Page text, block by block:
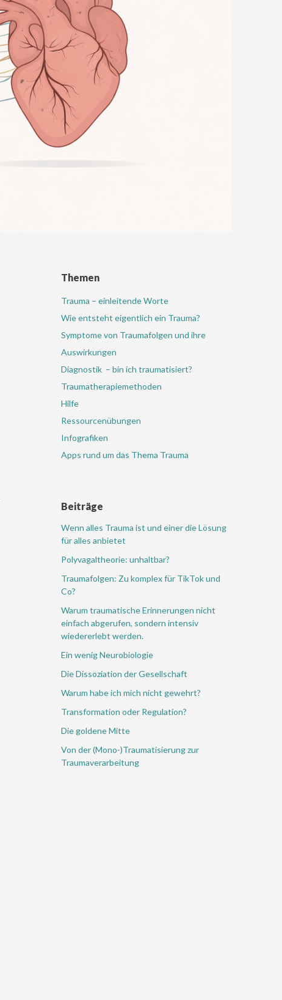
Themen
Trauma – einleitende Worte
Wie entsteht eigentlich ein Trauma?
Symptome von Traumafolgen und ihre
Auswirkungen
Diagnostik – bin ich traumatisiert?
Traumatherapiemethoden
Hilfe
Ressourcenübungen
Infografiken
Apps rund um das Thema Trauma
Beiträge
Wenn alles Trauma ist und einer die Lösung
für alles anbietet
Polyvagaltheorie: unhaltbar?
Traumafolgen: Zu komplex für TikTok und
Co?
Warum traumatische Erinnerungen nicht
einfach abgerufen, sondern intensiv
wiedererlebt werden.
Ein wenig Neurobiologie
Die Dissoziation der Gesellschaft
Warum habe ich mich nicht gewehrt?
Transformation oder Regulation?
Die goldene Mitte
Von der (Mono-)Traumatisierung zur
Traumaverarbeitung